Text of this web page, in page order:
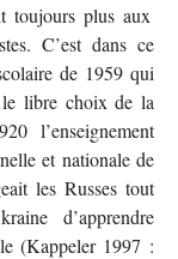
toujours plus aux
C’est dans ce
de 1959 qui
le libre choix de la
l’enseignement
et nationale de
les Russes tout
d’apprendre
(Kappeler 1997 :